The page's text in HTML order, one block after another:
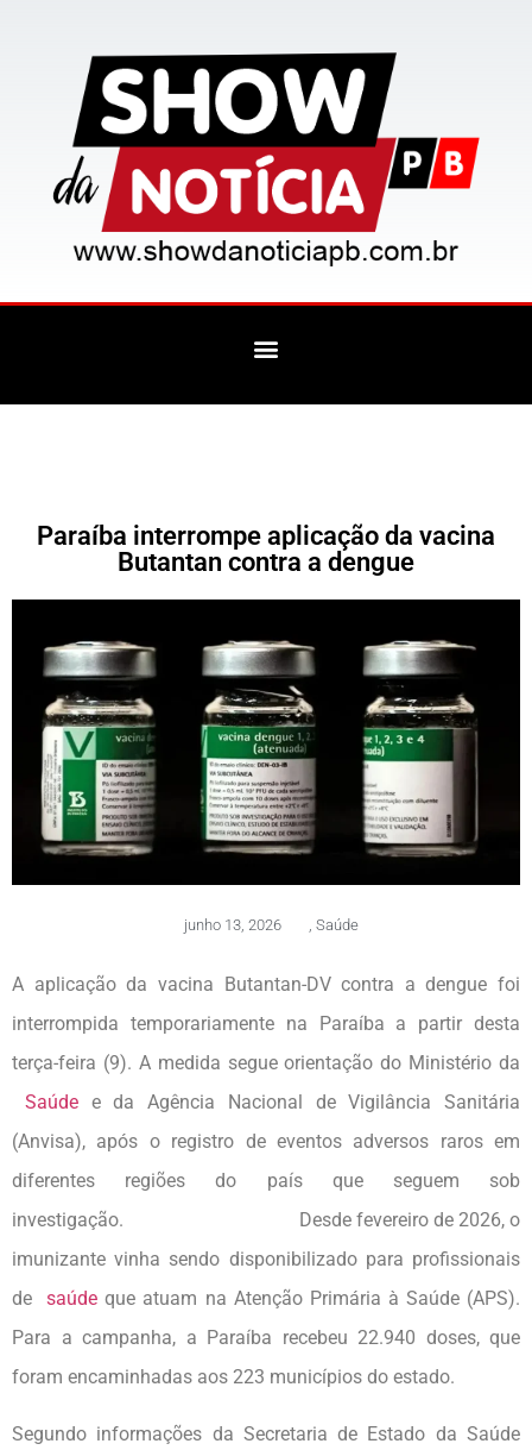
Paraíba interrompe aplicação da vacina
Butantan contra a dengue
junho 13, 2026 , Saúde
A aplicação da vacina Butantan-DV contra a dengue foi
interrompida temporariamente na Paraíba a partir desta
terça-feira (9). A medida segue orientação do Ministério da
Saúdee da Agência Nacional de Vigilância Sanitária
(Anvisa), após o registro de eventos adversos raros em
diferentes regiões do país que seguem sob
investigação. Desde fevereiro de 2026, o
imunizante vinha sendo disponibilizado para profissionais
de
saúde que atuam na Atenção Primária à Saúde (APS).
Para a campanha, a Paraíba recebeu 22.940 doses, que
foram encaminhadas aos 223 municípios do estado.
Segundo informações da Secretaria de Estado da Saúde